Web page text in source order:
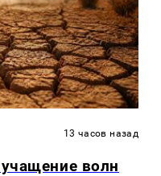
13 часов назад
волн